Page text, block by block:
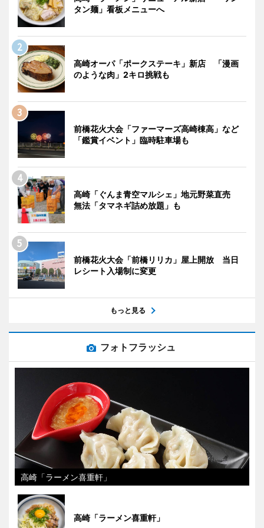
タン麺」看板メニューへ
高崎オーパ「ポークステーキ」新店 「漫画
のような肉」2キロ挑戦も
前橋花火大会「ファーマーズ高崎棟高」など
「鑑賞イベント」臨時駐車場も
高崎「ぐんま青空マルシェ」地元野菜直売
無法「タマネギ詰め放題」も
前橋花火大会「前橋リリカ」屋上開放 当日
レシート入場制に変更
もっと見る
フォトフラッシュ
高崎「ラーメン喜重軒」
高崎「ラーメン喜重軒」